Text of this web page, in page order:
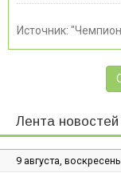
Источник:
Лента новостей
9 августа,